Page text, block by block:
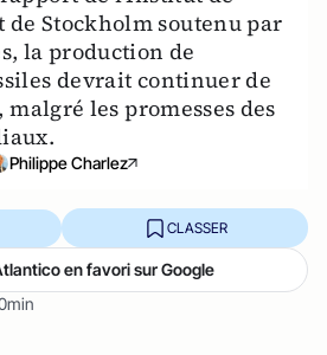
Stockholm soutenu par
la production de
devrait continuer de
malgré les promesses des
Philippe Charlez
CLASSER
en favori sur Google